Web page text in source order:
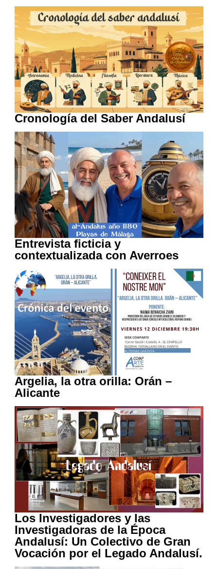
Cronología del Saber Andalusí
Entrevista ficticia y
contextualizada con Averroes
Argelia, la otra orilla: Orán –
Alicante
Los Investigadores y las
Investigadoras de la Época
Andalusí: Un Colectivo de Gran
Vocación por el Legado Andalusí.